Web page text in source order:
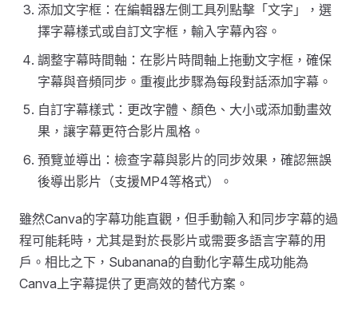
添加文字框：在編輯器左側工具列點擊「文字」，選
擇字幕樣式或自訂文字框，輸入字幕內容。
調整字幕時間軸：在影片時間軸上拖動文字框，確保
字幕與音頻同步。重複此步驟為每段對話添加字幕。
自訂字幕樣式：更改字體、顏色、大小或添加動畫效
果，讓字幕更符合影片風格。
預覽並導出：檢查字幕與影片的同步效果，確認無誤
後導出影片（支援MP4等格式）。
雖然Canva的字幕功能直觀，但手動輸入和同步字幕的過
程可能耗時，尤其是對於長影片或需要多語言字幕的用
戶。相比之下，Subanana的自動化字幕生成功能為
Canva上字幕提供了更高效的替代方案。